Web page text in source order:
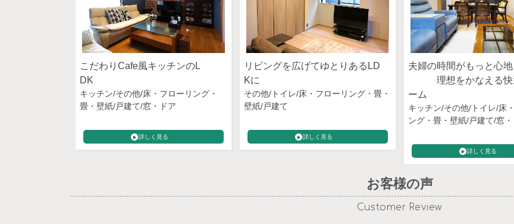
こだわりCafe風キッチンのL
DK
キッチン その他 床・フローリング・
畳・壁紙 戸建て 窓・ドア
詳しく見る
リビングを広げてゆとりあるLD
Kに
その他 トイレ 床・フローリング・畳・
壁紙 戸建て
詳しく見る
夫婦の時間がもっと心
理想をかなえる快
ーム
キッチン その他 トイレ 床
ング・畳・壁紙 戸建て 窓
詳しく見る
お客様の声
Customer Review